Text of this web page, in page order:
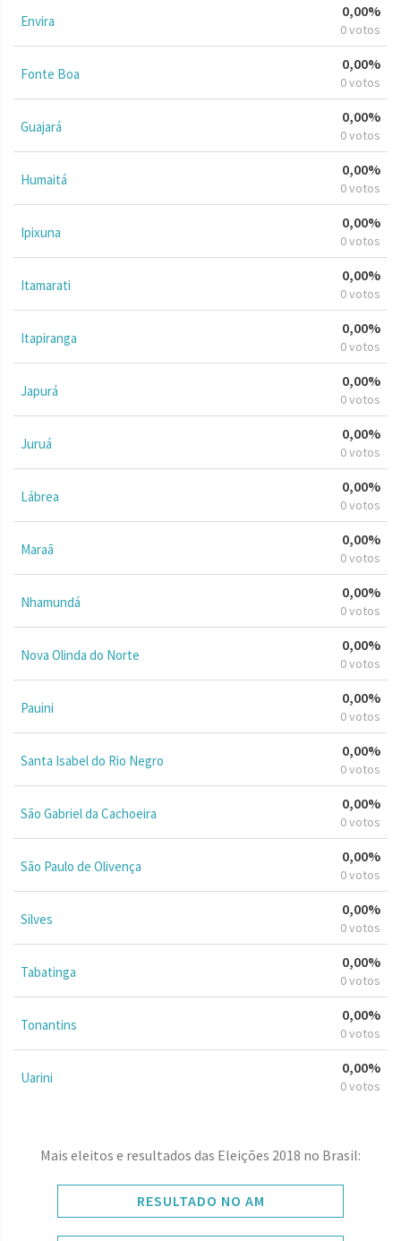
Envira
0,00%
0 votos
Fonte Boa
0,00%
0 votos
Guajará
0,00%
0 votos
Humaitá
0,00%
0 votos
Ipixuna
0,00%
0 votos
Itamarati
0,00%
0 votos
Itapiranga
0,00%
0 votos
Japurá
0,00%
0 votos
Juruá
0,00%
0 votos
Lábrea
0,00%
0 votos
Maraã
0,00%
0 votos
Nhamundá
0,00%
0 votos
Nova Olinda do Norte
0,00%
0 votos
Pauini
0,00%
0 votos
Santa Isabel do Rio Negro
0,00%
0 votos
São Gabriel da Cachoeira
0,00%
0 votos
São Paulo de Olivença
0,00%
0 votos
Silves
0,00%
0 votos
Tabatinga
0,00%
0 votos
Tonantins
0,00%
0 votos
Uarini
0,00%
0 votos
Mais eleitos e resultados das Eleições 2018 no Brasil:
RESULTADO NO AM